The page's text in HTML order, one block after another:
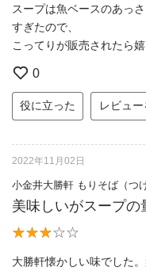
スープは魚ベースのあっ
すぎたので、
こってりが販売されたら嬉
0
役に立った レビュ
2022年11月02日
小金井大勝軒 もりそば（つ
美味しいがスープ
大勝軒懐かしい味でした